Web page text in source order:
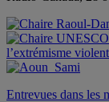
Entrevues dans les